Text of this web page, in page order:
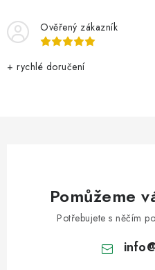
Ověřený zákazník
+ rychlé doručení
Pomůžeme
Potřebujete s něčím
info